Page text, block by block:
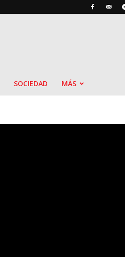
SOCIEDAD MÁS